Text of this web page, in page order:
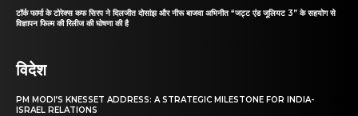
टॉर्क फार्मा के टोरेक्स कफ सिरप ने दिलजीत दोसांझ और नीरू बाजवा अभिनीत “जट्ट एंड जूलियट 3” के सहयोग से
विज्ञापन फिल्म की रिलीज की घोषणा की है
विदेश
PM MODI’S KNESSET ADDRESS: A STRATEGIC MILESTONE FOR INDIA-
ISRAEL RELATIONS